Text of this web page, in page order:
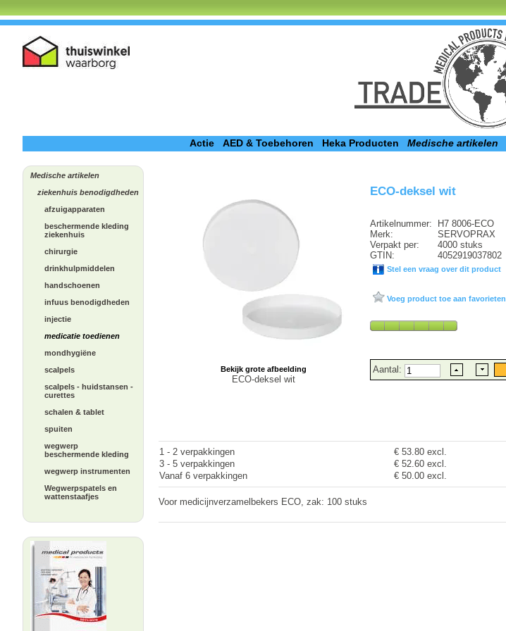
Actie AED & Toebehoren Heka Producten Medische artikelen
Medische artikelen
ziekenhuis benodigdheden
afzuigapparaten
beschermende kleding
ziekenhuis
chirurgie
drinkhulpmiddelen
handschoenen
infuus benodigdheden
injectie
medicatie toedienen
mondhygiëne
scalpels
scalpels - huidstansen -
curettes
schalen & tablet
spuiten
wegwerp
beschermende kleding
wegwerp instrumenten
Wegwerpspatels en
wattenstaafjes
Bekijk grote afbeelding
ECO-deksel wit
ECO-deksel wit
Artikelnummer:
Merk:
Verpakt per:
GTIN:
H7 8006-ECO
SERVOPRAX
4000 stuks
4052919037802
Stel een vraag over dit product
Voeg product toe aan favorieten
Aantal:
1 - 2 verpakkingen € 53.80 excl.
3 - 5 verpakkingen
€ 52.60 excl.
Vanaf 6 verpakkingen
€ 50.00 excl.
Voor medicijnverzamelbekers ECO, zak: 100 stuks